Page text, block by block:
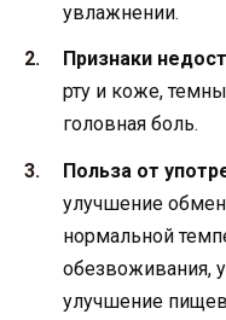
увлажнении.
Признаки
рту и коже,
головная боль.
Польза от
улучшение
нормальной
обезвоживания,
улучшение